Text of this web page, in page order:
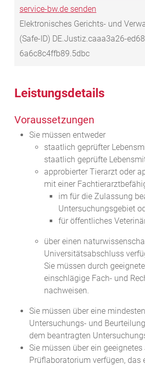
service-bw.de senden
Elektronisches Gerichts- und
(Safe-ID) DE.Justiz.caaa3a26-
6a6c8c4ffb89.5dbc
Leistungsdetails
Voraussetzungen
Sie müssen entweder
staatlich geprüfter
staatlich geprüfte
approbierter Tierarzt oder
mit einer
im für die Zulassung
Untersuchungsgebiet
für öffentliches
über einen
Universitätsabschluss
Sie müssen durch
einschlägige Fach- und
nachweisen.
Sie müssen über eine
Untersuchungs- und
dem beantragten
Sie müssen über ein
Prüflaboratorium verfügen, das